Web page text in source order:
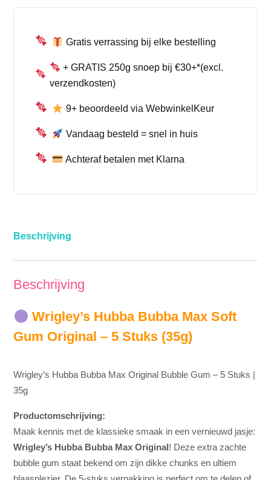
Gratis verrassing bij elke bestelling
+ GRATIS 250g snoep bij €30+*(excl.
verzendkosten)
9+ beoordeeld via WebwinkelKeur
Vandaag besteld = snel in huis
Achteraf betalen met Klarna
Beschrijving
Beschrijving
Wrigley’s Hubba Bubba Max Soft
Gum Original – 5 Stuks (35g)
Wrigley’s Hubba Bubba Max Original Bubble Gum – 5 Stuks |
35g
Productomschrijving:
Maak kennis met de klassieke smaak in een vernieuwd jasje:
Wrigley’s Hubba Bubba Max Original ! Deze extra zachte
bubble gum staat bekend om zijn dikke chunks en ultiem